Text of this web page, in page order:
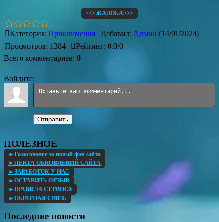
<<<ЖАЛОБА>>>
Категория: Приключения | Добавил: Админ (14/01/2024)
Просмотров: 1384 | Рейтинг: 0.0/0
Всего комментариев: 0
Войдите:
Отправить
ПОЛЕЗНОЕ
►Голосование за новый фон сайта
►ЛЕНТА ОБНОВЛЕНИЙ САЙТА
►ЗАРАБОТОК У НАС
►ОСТАВИТЬ ОТЗЫВ
►ПРАВИЛА СЕРВИСА
►ОБРАТНАЯ СВЯЗЬ
Последние новости